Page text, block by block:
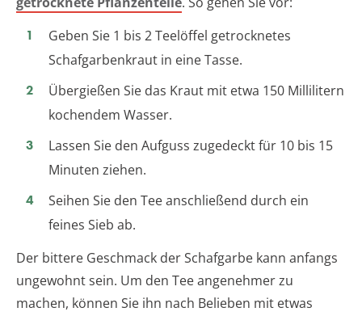
Geben Sie 1 bis 2 Teelöffel getrocknetes
Schafgarbenkraut in eine Tasse.
Übergießen Sie das Kraut mit etwa 150 Millilitern
kochendem Wasser.
Lassen Sie den Aufguss zugedeckt für 10 bis 15
Minuten ziehen.
Seihen Sie den Tee anschließend durch ein
feines Sieb ab.
Der bittere Geschmack der Schafgarbe kann anfangs
ungewohnt sein. Um den Tee angenehmer zu
machen, können Sie ihn nach Belieben mit etwas